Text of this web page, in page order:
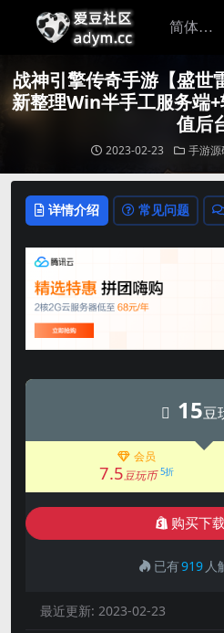
战神引擎传奇手游【盛世
新整理Win半手工服务端
值后
2023-02-23 手游源
详情介绍 常见问题
15豆
会员
7.5豆玩币 5折
购买下
已有919 人
最近更新: 2023-02-23